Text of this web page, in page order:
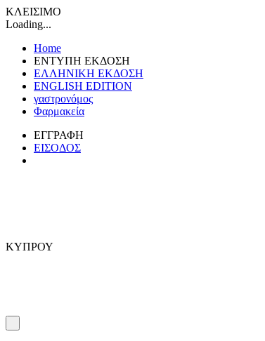
ΚΛΕΙΣΙΜΟ
Loading...
Home
ΕΝΤΥΠΗ ΕΚΔΟΣΗ
ΕΛΛΗΝΙΚΗ ΕΚΔΟΣΗ
ENGLISH EDITION
γαστρονόμος
Φαρμακεία
ΕΓΓΡΑΦΗ
ΕΙΣΟΔΟΣ
ΚΥΠΡΟΥ